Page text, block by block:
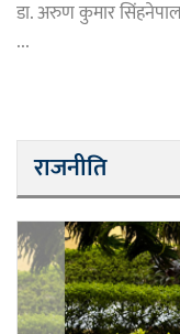
डा. अरुण कुमार
...
राजनीति